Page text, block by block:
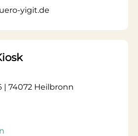
yigit.de
| 74072 Heilbronn